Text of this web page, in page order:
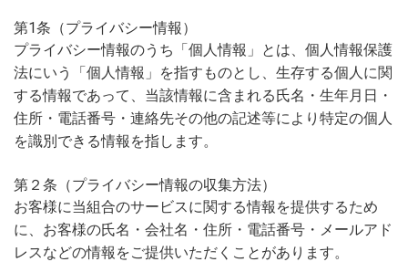
第1条（プライバシー情報）
プライバシー情報のうち「個人情報」とは、個人情報保護
法にいう「個人情報」を指すものとし、生存する個人に関
する情報であって、当該情報に含まれる氏名・生年月日・
住所・電話番号・連絡先その他の記述等により特定の個人
を識別できる情報を指します。
第２条（プライバシー情報の収集方法）
お客様に当組合のサービスに関する情報を提供するため
に、お客様の氏名・会社名・住所・電話番号・メールアド
レスなどの情報をご提供いただくことがあります。